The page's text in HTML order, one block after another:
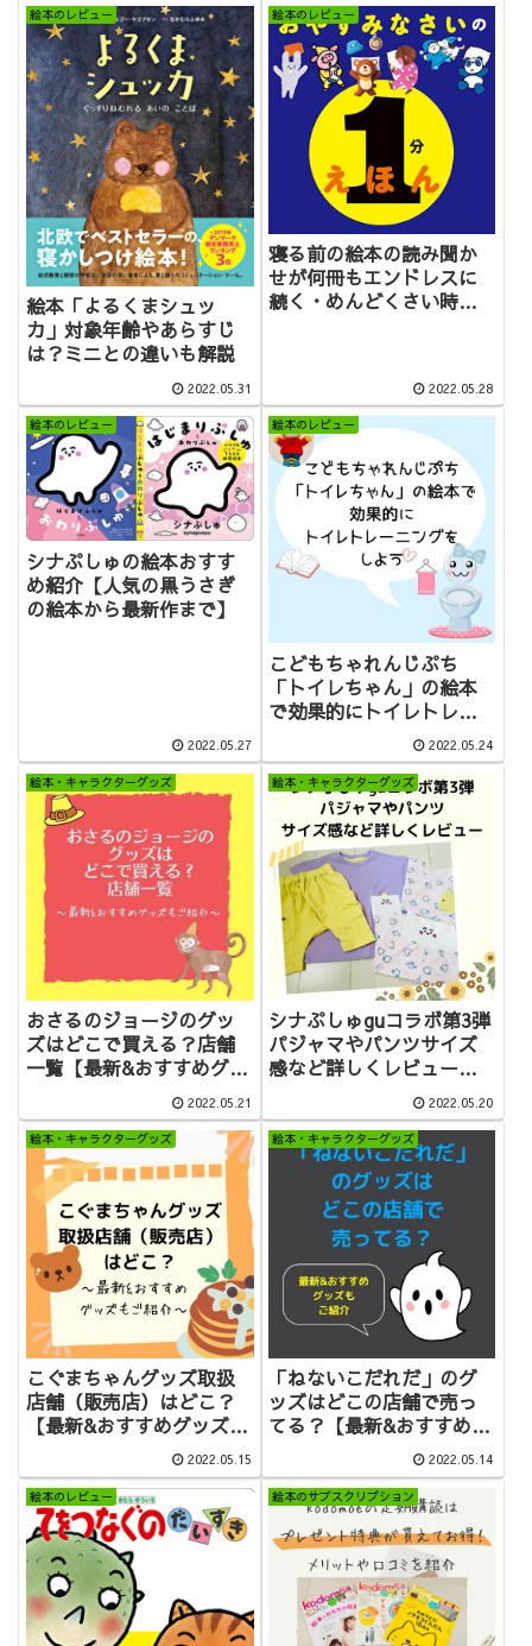
絵本のレビュー
絵本「よるくまシュッ
カ」対象年齢やあらすじ
は？ミニとの違いも解説
2022.05.31
絵本のレビュー
寝る前の絵本の読み聞か
せが何冊もエンドレスに
続く・めんどくさい時に
2022.05.28
絵本のレビュー
シナぷしゅの絵本おすす
め紹介【人気の黒うさぎ
の絵本から最新作まで】
2022.05.27
絵本のレビュー
こどもちゃれんじぷち
「トイレちゃん」の絵本
で効果的にトイレトレー
2022.05.24
絵本・キャラクターグッズ
おさるのジョージのグッ
ズはどこで買える？店舗
一覧【最新&おすすめグッ
2022.05.21
絵本・キャラクターグッズ
シナぷしゅguコラボ第3弾
パジャマやパンツサイズ
感など詳しくレビュー
【売り切れ続出】 2022.05.20
絵本・キャラクターグッズ
こぐまちゃんグッズ取扱
店舗（販売店）はどこ？
【最新&おすすめグッズも
2022.05.15
絵本・キャラクターグッズ
「ねないこだれだ」のグ
ッズはどこの店舗で売っ
てる？【最新&おすすめ紹
2022.05.14
絵本のレビュー 絵本のサブスクリプション